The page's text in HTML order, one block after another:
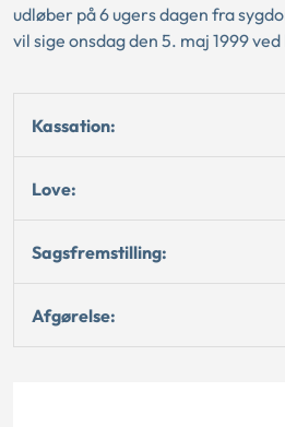
udløber på 6 ugers dagen fra
vil sige onsdag den 5. maj 1999
Kassation:
Love:
Sagsfremstilling:
Afgørelse: